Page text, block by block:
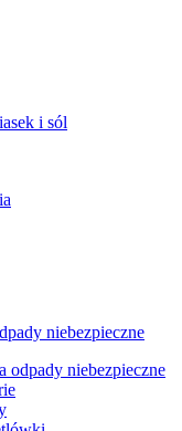
i sól
niebezpieczne
odpady niebezpieczne